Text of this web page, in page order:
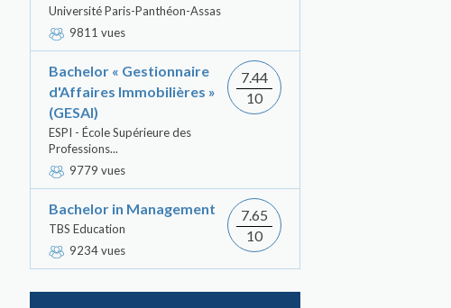
Université Paris-Panthéon-Assas
9811 vues
Bachelor « Gestionnaire
d'Affaires Immobilières »
(GESAI)
ESPI - École Supérieure des
Professions...
9779 vues
7.44
10
Bachelor in Management
TBS Education
9234 vues
7.65
10